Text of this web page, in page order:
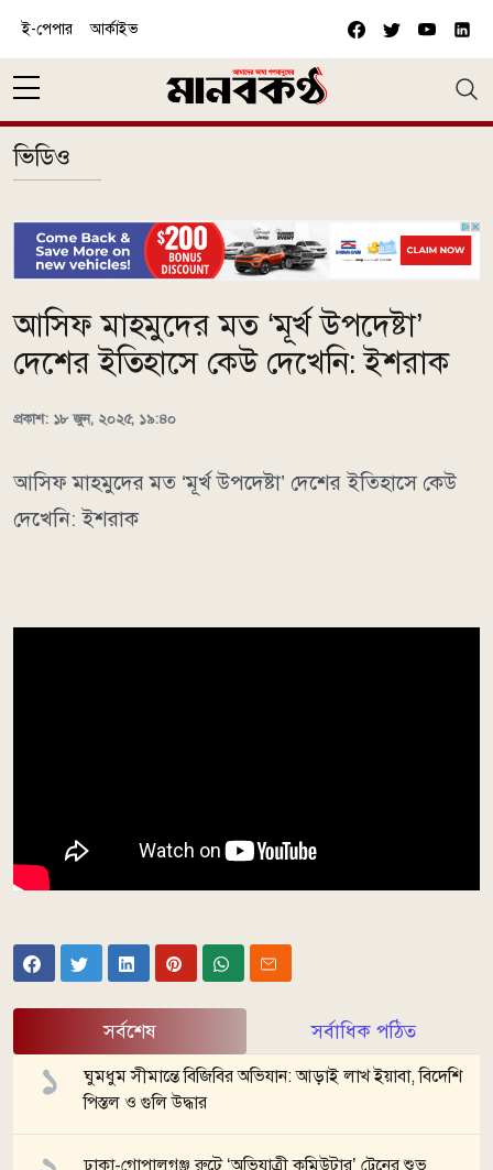
ই-পেপার আর্কাইভ
ভিডিও
আসিফ মাহমুদের মত ‘মূর্খ উপদেষ্টা’
দেশের ইতিহাসে কেউ দেখেনি: ইশরাক
প্রকাশ: ১৮ জুন, ২০২৫, ১৯:৪০
আসিফ মাহমুদের মত ‘মূর্খ উপদেষ্টা’ দেশের ইতিহাসে কেউ
দেখেনি: ইশরাক
সর্বশেষ সর্বাধিক পঠিত
ঘুমধুম সীমান্তে বিজিবির অভিযান: আড়াই লাখ ইয়াবা, বিদেশি
পিস্তল ও গুলি উদ্ধার
ঢাকা-গোপালগঞ্জ রুটে ‘অভিযাত্রী কমিউটার’ ট্রেনের শুভ